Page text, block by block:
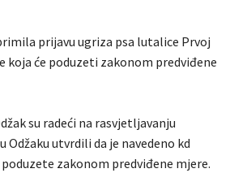
prijavu ugriza psa lutalice Prvoj
koja će poduzeti zakonom predviđene
su radeći na rasvjetljavanju
Odžaku utvrdili da je navedeno kd
zakonom predviđene mjere.